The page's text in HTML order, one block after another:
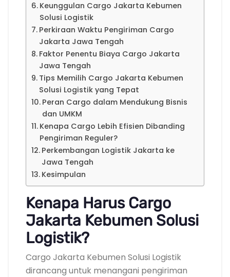
Keunggulan Cargo Jakarta Kebumen
Solusi Logistik
Perkiraan Waktu Pengiriman Cargo
Jakarta Jawa Tengah
Faktor Penentu Biaya Cargo Jakarta
Jawa Tengah
Tips Memilih Cargo Jakarta Kebumen
Solusi Logistik yang Tepat
Peran Cargo dalam Mendukung Bisnis
dan UMKM
Kenapa Cargo Lebih Efisien Dibanding
Pengiriman Reguler?
Perkembangan Logistik Jakarta ke
Jawa Tengah
Kesimpulan
Kenapa Harus Cargo
Jakarta Kebumen Solusi
Logistik?
Cargo Jakarta Kebumen Solusi Logistik
dirancang untuk menangani pengiriman